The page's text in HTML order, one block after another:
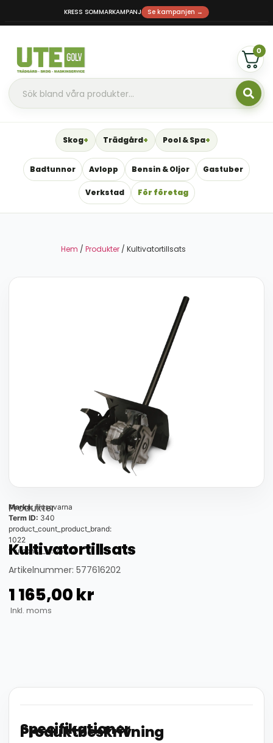
KRESS SOMMARKAMPANJ Se kampanjen →
0
Skog Trädgård Pool & Spa
Badtunnor Avlopp Bensin & Oljor Gastuber
Verkstad För företag
Hem / Produkter / Kultivatortillsats
Produkter
Marka: Husqvarna
Term ID: 340
product_count_product_brand:
1022
thumbnail_id: 25324
Kultivatortillsats
Artikelnummer: 577616202
1 165,00kr
Inkl. moms
Produktbeskrivning
Specifikationer